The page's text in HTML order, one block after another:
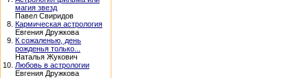
магия звезд
Павел Свиридов
8. Кармическая астрология
Евгения Дружкова
9. К сожаленью, день
рожденья только...
Наталья Жукович
10. Любовь в астрологии
Евгения Дружкова